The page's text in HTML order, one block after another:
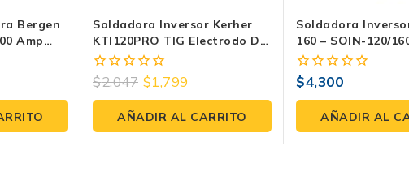
Bergen
Amp
Soldadora Inversor Kerher
KTI120PRO TIG Electrodo De
120 Amp
0
fuera
5
$2,047 $1,799
AÑADIR AL CARRITO
Soldadora
160 – SOIN-120/
0
fuera
5
$4,300
AÑADIR AL